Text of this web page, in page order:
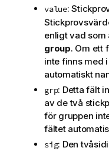
value:
enligt vad som
group. Om ett
inte finns med
automatiskt
grp: Detta fält
av de två
för gruppen
fältet
sig: Den